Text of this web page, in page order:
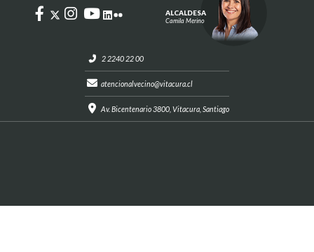
2 2240 22 00
atencionalvecino@vitacura.cl
Av. Bicentenario 3800, Vitacura, Santiago
ALCALDESA
Camila Merino